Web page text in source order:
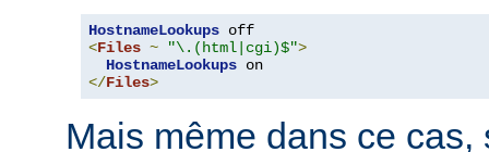
HostnameLookups
<Files ~ "\.(html|cgi)$">
HostnameLookups
</Files>
Mais même dans ce cas,